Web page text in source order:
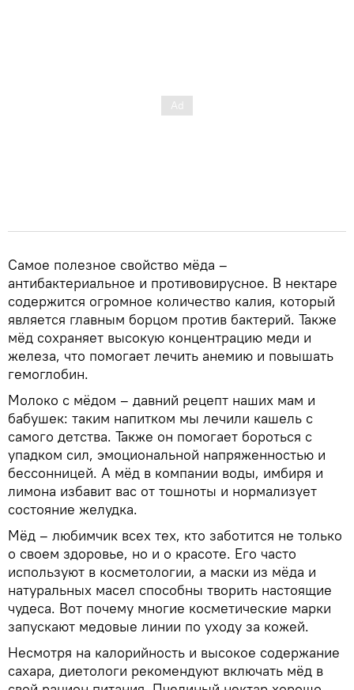
Самое полезное свойство мёда –
антибактериальное и противовирусное. В нектаре
содержится огромное количество калия, который
является главным борцом против бактерий. Также
мёд сохраняет высокую концентрацию меди и
железа, что помогает лечить анемию и повышать
гемоглобин.
Молоко с мёдом – давний рецепт наших мам и
бабушек: таким напитком мы лечили кашель с
самого детства. Также он помогает бороться с
упадком сил, эмоциональной напряженностью и
бессонницей. А мёд в компании воды, имбиря и
лимона избавит вас от тошноты и нормализует
состояние желудка.
Мёд – любимчик всех тех, кто заботится не только
о своем здоровье, но и о красоте. Его часто
используют в косметологии, а маски из мёда и
натуральных масел способны творить настоящие
чудеса. Вот почему многие косметические марки
запускают медовые линии по уходу за кожей.
Несмотря на калорийность и высокое содержание
сахара, диетологи рекомендуют включать мёд в